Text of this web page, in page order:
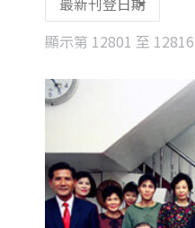
顯示第 12801 至